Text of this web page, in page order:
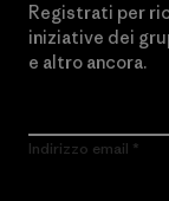
Registrati per
iniziative dei
e altro ancora.
Indirizzo email